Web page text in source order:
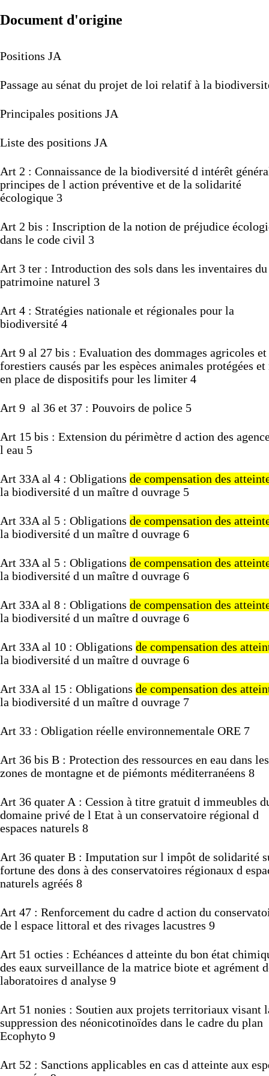
Document d'origine
Positions JA
Passage au sénat du projet de loi relatif à la
Principales positions JA
Liste des positions JA
Art 2 : Connaissance de la biodiversité d intérêt
principes de l action préventive et de la solidarité
écologique 3
Art 2 bis : Inscription de la notion de préjudice
dans le code civil 3
Art 3 ter : Introduction des sols dans les inventaires du
patrimoine naturel 3
Art 4 : Stratégies nationale et régionales pour la
biodiversité 4
Art 9 al 27 bis : Evaluation des dommages agricoles et
forestiers causés par les espèces animales protégées et
en place de dispositifs pour les limiter 4
Art 9 al 36 et 37 : Pouvoirs de police 5
Art 15 bis : Extension du périmètre d action des
l eau 5
Art 33A al 4 : Obligations de compensation des
la biodiversité d un maître d ouvrage 5
Art 33A al 5 : Obligations de compensation des
la biodiversité d un maître d ouvrage 6
Art 33A al 5 : Obligations de compensation des
la biodiversité d un maître d ouvrage 6
Art 33A al 8 : Obligations de compensation des
la biodiversité d un maître d ouvrage 6
Art 33A al 10 : Obligations de compensation des
la biodiversité d un maître d ouvrage 6
Art 33A al 15 : Obligations de compensation des
la biodiversité d un maître d ouvrage 7
Art 33 : Obligation réelle environnementale ORE 7
Art 36 bis B : Protection des ressources en eau dans les
zones de montagne et de piémonts méditerranéens 8
Art 36 quater A : Cession à titre gratuit d immeubles
domaine privé de l Etat à un conservatoire régional d
espaces naturels 8
Art 36 quater B : Imputation sur l impôt de solidarité
fortune des dons à des conservatoires régionaux d
naturels agréés 8
Art 47 : Renforcement du cadre d action du
de l espace littoral et des rivages lacustres 9
Art 51 octies : Echéances d atteinte du bon état
des eaux surveillance de la matrice biote et agrément
laboratoires d analyse 9
Art 51 nonies : Soutien aux projets territoriaux visant
suppression des néonicotinoïdes dans le cadre du plan
Ecophyto 9
Art 52 : Sanctions applicables en cas d atteinte aux